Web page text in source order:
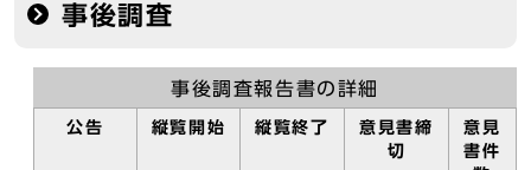
事後調査
事後調査報告書の詳細
公告 縦覧開始 縦覧終了
意見書締
切
意見
書件